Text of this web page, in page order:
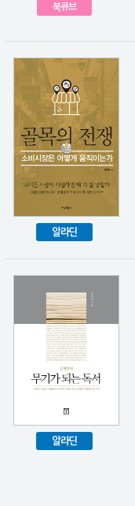
북큐브
알라딘
알라딘